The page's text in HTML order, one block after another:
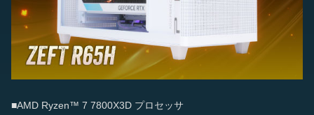
■AMD Ryzen™ 7 7800X3D プロセッサ